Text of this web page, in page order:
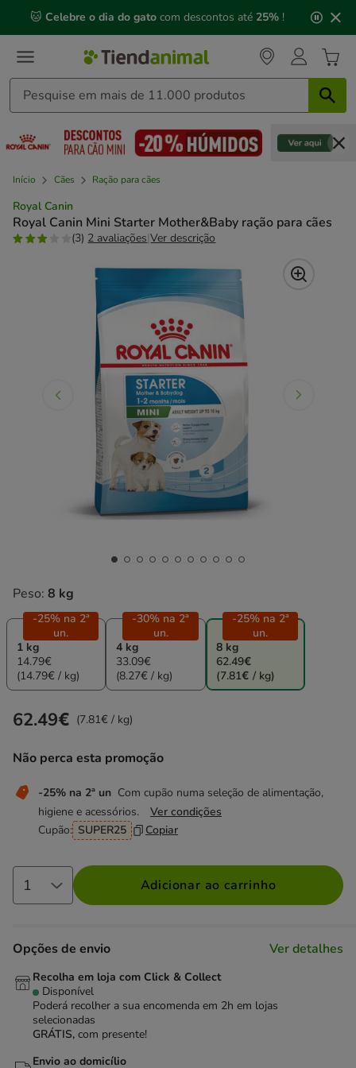
3,
mensagem,
📅 Compre até às 13h00 e receba a sua encomenda no
próximo dia útil⏰
Início Cães Ração para cães
Royal Canin
Royal Canin Mini Starter Mother&Baby ração para cães
(3) 2 avaliações|Ver descrição
Peso: 8 kg
1 kg
-25% na 2ª
un.
14.79€
(14.79€ / kg)
4 kg
-30% na 2ª
un.
33.09€
(8.27€ / kg)
8 kg
-25% na 2ª
un.
62.49€
(7.81€ / kg)
Não perca esta promoção
-25% na 2ª un Com cupão numa seleção de alimentação,
higiene e acessórios.
Ver condições
Cupão: SUPER25 Copiar
Preço 62.49€, 7.81 EUR por kg
62.49€ (7.81€ / kg)
Adicionar ao carrinho
Opções de envio Ver detalhes
Recolha em loja com Click & Collect
Disponível
Poderá recolher a sua encomenda em 2h em lojas
selecionadas
GRÁTIS, com presente!
Envio ao domicílio